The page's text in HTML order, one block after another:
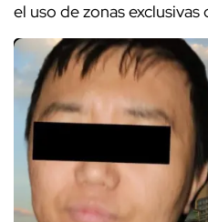
el uso de zonas